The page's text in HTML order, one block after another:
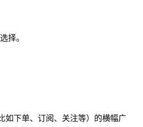
择。
如下单、订阅、关注等）的横幅广